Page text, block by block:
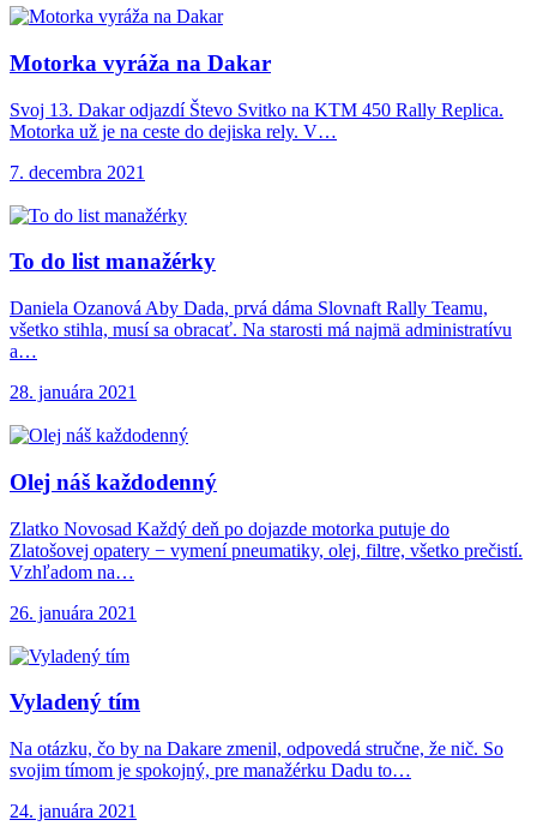
Motorka vyráža na Dakar
Svoj 13. Dakar odjazdí Števo Svitko na KTM 450 Rally Replica.
Motorka už je na ceste do dejiska rely. V…
7. decembra 2021
To do listmanažérky
Daniela Ozanová Aby Dada, prvá dáma Slovnaft Rally Teamu,
všetko stihla, musí sa obracať. Na starosti má najmä administratívu
a…
28. januára 2021
Olej náš každodenný
Zlatko Novosad Každý deň po dojazde motorka putuje do
Zlatošovej opatery − vymení pneumatiky, olej, filtre, všetko prečistí.
Vzhľadom na…
26. januára 2021
Vyladený tím
Na otázku, čo by na Dakare zmenil, odpovedá stručne, že nič. So
svojim tímom je spokojný, pre manažérku Dadu to…
24. januára 2021